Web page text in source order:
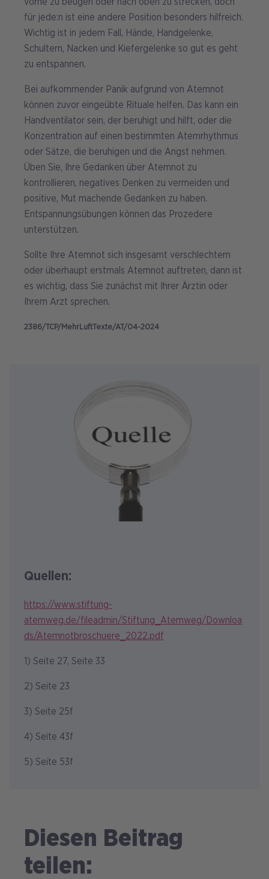
für jede:n ist eine andere Position besonders hilfreich.
Wichtig ist in jedem Fall, Hände, Handgelenke,
Schultern, Nacken und Kiefergelenke so gut es geht
zu entspannen.
Bei aufkommender Panik aufgrund von Atemnot
können zuvor eingeübte Rituale helfen. Das kann ein
Handventilator sein, der beruhigt und hilft, oder die
Konzentration auf einen bestimmten Atemrhythmus
oder Sätze, die beruhigen und die Angst nehmen.
Üben Sie, Ihre Gedanken über Atemnot zu
kontrollieren, negatives Denken zu vermeiden und
positive, Mut machende Gedanken zu haben.
Entspannungsübungen können das Prozedere
unterstützen.
Sollte Ihre Atemnot sich insgesamt verschlechtern
oder überhaupt erstmals Atemnot auftreten, dann ist
es wichtig, dass Sie zunächst mit Ihrer Ärztin oder
Ihrem Arzt sprechen.
2386/TCP/MehrLuftTexte/AT/04-2024
Quellen:
https://www.stiftung-
atemweg.de/fileadmin/Stiftung_Atemweg/Downloa
ds/Atemnotbroschuere_2022.pdf
1) Seite 27, Seite 33
2) Seite 23
3) Seite 25f
4) Seite 43f
5) Seite 53f
Diesen Beitrag
teilen: